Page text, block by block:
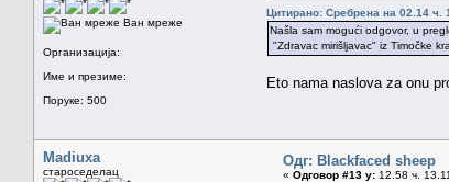
Ван мреже
Организација:
Име и презиме:
Поруке: 500
Цитирано: Сребрена на 02.14 ч.
Našla sam mogući odgovor, u
"Zdravac mirišljavac" iz Timočke
Eto nama naslova za onu
Madiuxa
староседелац
Одг: Blackfaced sheep
« Одговор #13 у: 12.58 ч.